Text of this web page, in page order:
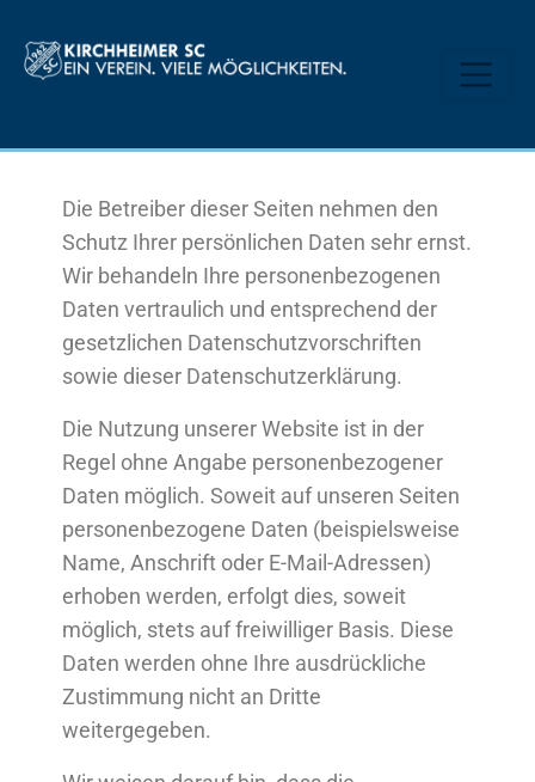
Die Betreiber dieser Seiten nehmen den
Schutz Ihrer persönlichen Daten sehr ernst.
Wir behandeln Ihre personenbezogenen
Daten vertraulich und entsprechend der
gesetzlichen Datenschutzvorschriften
sowie dieser Datenschutzerklärung.
Die Nutzung unserer Website ist in der
Regel ohne Angabe personenbezogener
Daten möglich. Soweit auf unseren Seiten
personenbezogene Daten (beispielsweise
Name, Anschrift oder E-Mail-Adressen)
erhoben werden, erfolgt dies, soweit
möglich, stets auf freiwilliger Basis. Diese
Daten werden ohne Ihre ausdrückliche
Zustimmung nicht an Dritte
weitergegeben.